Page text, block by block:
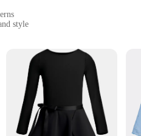
style
routines
and comfort. Each piece is
and vibrant colors of the